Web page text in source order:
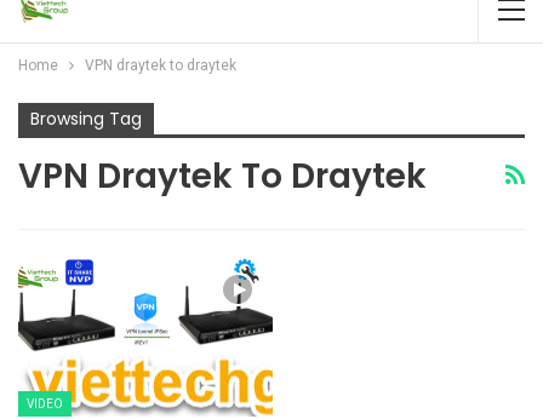
Home VPN draytek to draytek
Browsing Tag
VPN Draytek To Draytek
VIDEO